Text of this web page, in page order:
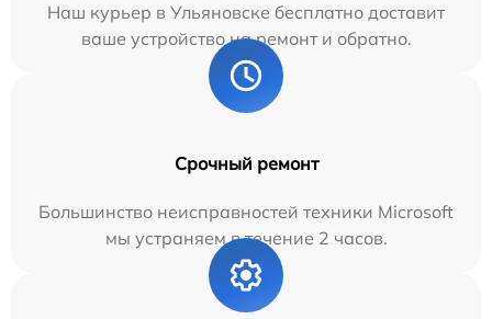
Наш курьер в Ульяновске бесплатно доставит
ваше устройство на ремонт и обратно.
Срочный ремонт
Большинство неисправностей техники Microsoft
мы устраняем в течение 2 часов.